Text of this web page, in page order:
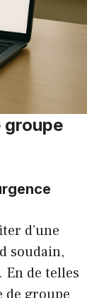
groupe
d’une
soudain,
de telles